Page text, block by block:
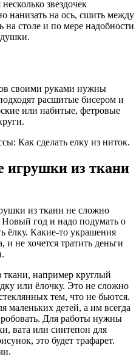
звездочек
нанизать на ось, сшить между
столе и по мере надобности
своими руками нужны
расшитые бисером и
или набитые, фетровые
Как сделать елку из ниток.
игрушки из ткани
из ткани не сложно
год и надо подумать о
ёлку. Какие-то украшения
и не хочется тратить деньги
например круглый
или ёлочку. Это не сложно
тем, что не бьются.
маленьких детей, а им всегда
Для работы нужны
вата или синтепон для
это будет трафарет.